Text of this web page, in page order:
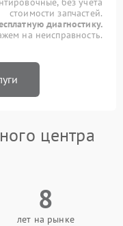
стоимости запчастей.
диагностику.
на неисправность.
центра
8
лет на рынке